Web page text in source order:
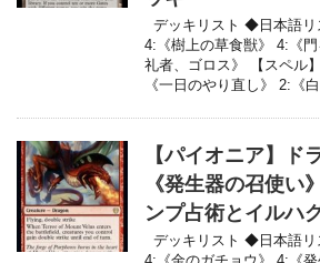
デッキリスト ◆日本語リ
4:《樹上の草食獣》 4:《
礼者、ゴロス》 【スペル
《一日のやり直し》 2:《
【パイオニア】ド
《発生器の召使い
ンプ占術とイルハ
デッキリスト ◆日本語リ